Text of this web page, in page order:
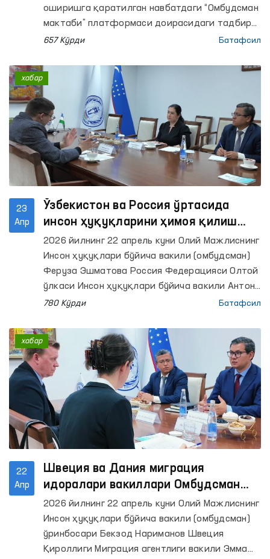
оширишга қаратилган навбатдаги “Омбудсман
мактаби” платформаси доирасидаги тадбир
Қорақалпоғистон Республикасида ташкил
657 Кўрди Батафсил
23
Апр
Ўзбекистон ва Россия ўртасида
инсон ҳуқуқларини ҳимоя қилиш
соҳасидаги ҳамкорлик масалалари
муҳокама қилинди
2026 йилнинг 22 апрель куни Олий Мажлиснинг
Инсон ҳуқуқлари бўйича вакили (омбудсман)
Феруза Эшматова Россия Федерацияси Олтой
ўлкаси Инсон ҳуқуқлари бўйича вакили Антон
Васильев билан учрашди.
780 Кўрди Батафсил
хабар
22
Апр
Швеция ва Дания миграция
идоралари вакиллари Омбудсман
офисига ташриф буюрди
2026 йилнинг 22 апрель куни Олий Мажлиснинг
Инсон ҳуқуқлари бўйича вакили (омбудсман)
ўринбосари Бекзод Нариманов Швеция
Қироллиги Миграция агентлиги вакили Эмма
хабар